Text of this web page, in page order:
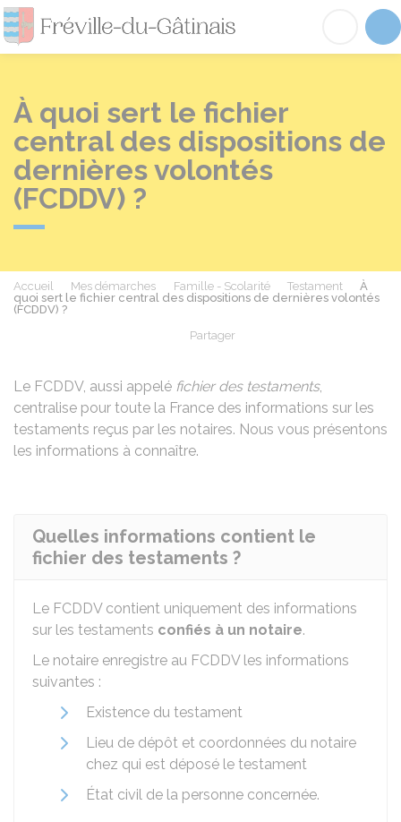
Fréville-du-
À quoi sert le fichier
central des dispositions de
dernières volontés
(FCDDV) ?
Accueil Mes démarches Famille - Scolarité Testament
À
quoi sert le fichier central des dispositions de dernières volontés
(FCDDV) ?
Partager
Le FCDDV, aussi appelé fichier des testaments,
centralise pour toute la France des informations sur les
testaments reçus par les notaires. Nous vous présentons
les informations à connaître.
Quelles informations contient le
fichier des testaments ?
Le FCDDV contient uniquement des informations
sur les testaments confiés à un notaire.
Le notaire enregistre au FCDDV les informations
suivantes :
Existence du testament
Lieu de dépôt et coordonnées du notaire
chez qui est déposé le testament
État civil de la personne concernée.